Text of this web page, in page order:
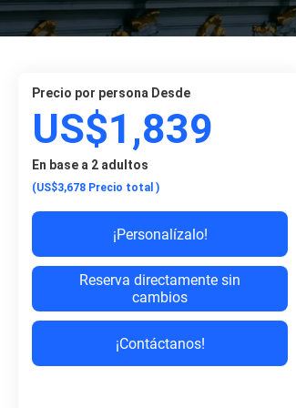
precio por persona Desde
US$1,839
En base a 2 adultos
(US$3,678 Precio total )
¡Personalízalo!
Reserva directamente sin
cambios
¡Contáctanos!